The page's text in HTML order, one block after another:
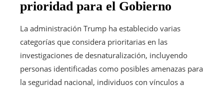
prioridad para el Gobierno
La administración Trump ha establecido varias
categorías que considera prioritarias en las
investigaciones de desnaturalización, incluyendo
personas identificadas como posibles amenazas para
la seguridad nacional, individuos con vínculos a